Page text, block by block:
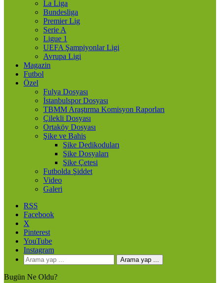
La Liga
Bundesliga
Premier Lig
Serie A
Ligue 1
UEFA Şampiyonlar Ligi
Avrupa Ligi
Magazin
Futbol
Özel
Fulya Dosyası
İstanbulspor Dosyası
TBMM Araştırma Komisyon Raporları
Çilekli Dosyası
Ortaköy Dosyası
Şike ve Bahis
Şike Dedikoduları
Şike Dosyaları
Şike Çetesi
Futbolda Şiddet
Video
Galeri
RSS
Facebook
X
Pinterest
YouTube
Instagram
Arama yap ...
Bugün Ne Oldu?